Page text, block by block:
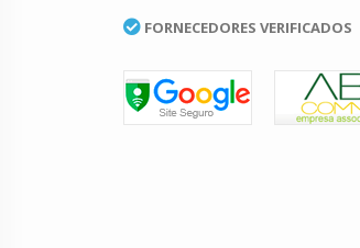
FORNECEDORES VERIFICADOS